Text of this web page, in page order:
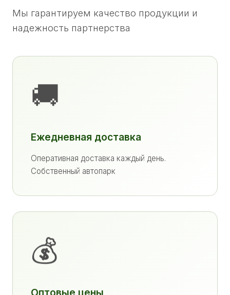
Мы гарантируем качество продукции и
надежность партнерства
🚚
Ежедневная доставка
Оперативная доставка каждый день.
Собственный автопарк
💰
Оптовые цены